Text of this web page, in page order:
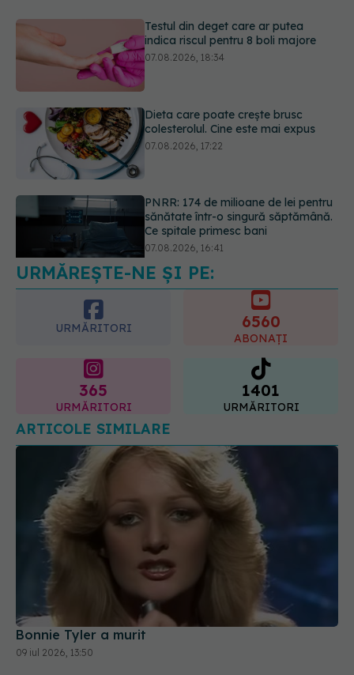
Dieta care poate crește brusc
colesterolul. Cine este mai expus
PNRR: 174 de milioane de lei pentru
sănătate într-o singură săptămână.
Ce spune culoarea ta preferată
despre vârsta pe care o ai. Care
este "codul cromatic" al generațiilor
URMĂREȘTE-NE ȘI PE:
URMĂRITORI
365 1401
URMĂRITORI
ARTICOLE SIMILARE
Bonnie Tyler a murit
09 iul 2026, 13:50